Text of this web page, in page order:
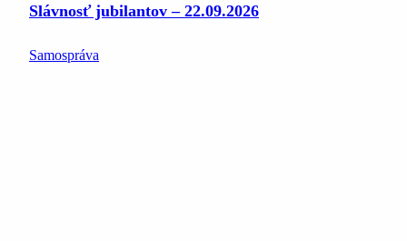
Slávnosť jubilantov – 22.09.2026
Samospráva